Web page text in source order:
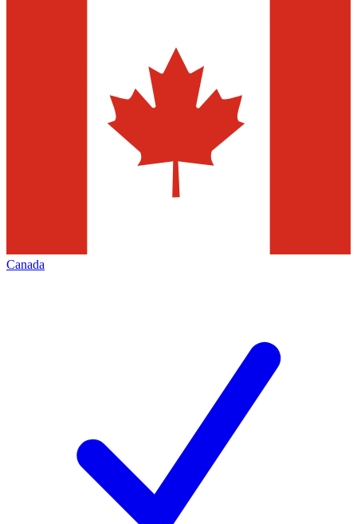
Canada